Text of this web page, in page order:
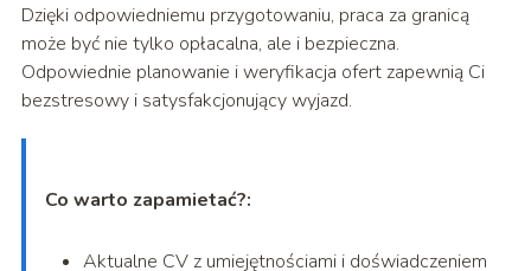
Dzięki odpowiedniemu przygotowaniu, praca za granicą
może być nie tylko opłacalna, ale i bezpieczna.
Odpowiednie planowanie i weryfikacja ofert zapewnią Ci
bezstresowy i satysfakcjonujący wyjazd.
Co warto zapamietać?:
Aktualne CV z umiejętnościami i doświadczeniem